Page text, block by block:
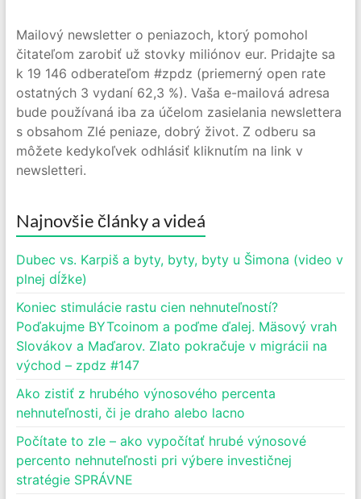
Mailový newsletter o peniazoch, ktorý pomohol
čitateľom zarobiť už stovky miliónov eur. Pridajte sa
k 19 146 odberateľom #zpdz (priemerný open rate
ostatných 3 vydaní 62,3 %). Vaša e-mailová adresa
bude používaná iba za účelom zasielania newslettera
s obsahom Zlé peniaze, dobrý život. Z odberu sa
môžete kedykoľvek odhlásiť kliknutím na link v
newsletteri.
Najnovšie články a videá
Dubec vs. Karpiš a byty, byty, byty u Šimona (video v
plnej dĺžke)
Koniec stimulácie rastu cien nehnuteľností?
Poďakujme BYTcoinom a poďme ďalej. Mäsový vrah
Slovákov a Maďarov. Zlato pokračuje v migrácii na
východ – zpdz #147
Ako zistiť z hrubého výnosového percenta
nehnuteľnosti, či je draho alebo lacno
Počítate to zle – ako vypočítať hrubé výnosové
percento nehnuteľnosti pri výbere investičnej
stratégie SPRÁVNE